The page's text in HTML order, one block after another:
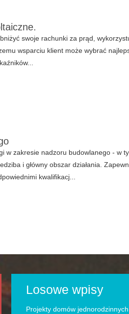
swoje rachunki za prąd,
wsparciu klient może wybrać
w zakresie nadzoru budowlanego - w
i główny obszar działania.
kwalifikacj...
Losowe wpisy
Projekty domów